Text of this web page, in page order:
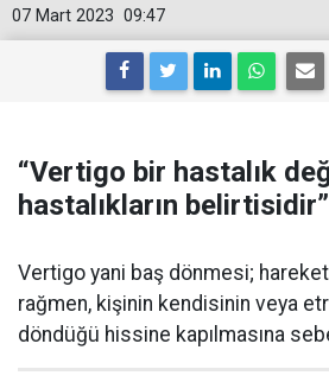
09:47
07 Mart 2023
“Vertigo bir hastalık
hastalıkların belirtisidir”
Vertigo yani baş dönmesi;
rağmen, kişinin kendisinin veya
döndüğü hissine kapılmasına